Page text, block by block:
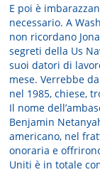
E poi è
necessario. A
non ricordano
segreti della Us
suoi datori di
mese. Verrebbe
nel 1985, chiese,
Il nome
Benjamin
americano, nel
onoraria e
Uniti è in totale